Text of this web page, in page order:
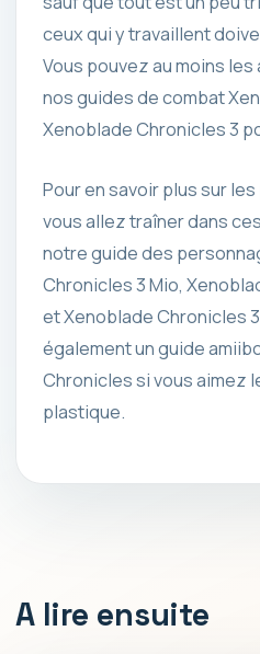
ceux qui y travaillent
Vous pouvez au moins
nos guides de combat
Xenoblade Chronicles 3
Pour en savoir plus sur
vous allez traîner dans
notre guide des
Chronicles 3 Mio,
et Xenoblade Chronicles
également un guide
Chronicles si vous aimez
plastique.
A lire ensuite